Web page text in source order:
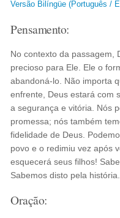
Versão Bilíngüe (Português /
Pensamento:
No contexto da passagem,
precioso para Ele. Ele o
abandoná-lo. Não importa
enfrente, Deus estará com
a segurança e vitória. Nós
promessa; nós também
fidelidade de Deus.
povo e o redimiu vez após
esquecerá seus filhos!
Sabemos disto pela
Oração: